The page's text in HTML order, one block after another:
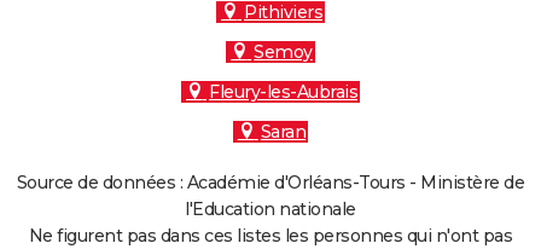
Pithiviers
Semoy
Fleury-les-Aubrais
Saran
Source de données : Académie d'Orléans-Tours - Ministère de
l'Education nationale
Ne figurent pas dans ces listes les personnes qui n'ont pas